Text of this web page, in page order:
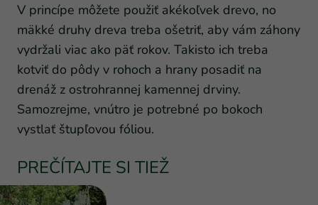
V princípe môžete použiť akékoľvek drevo, no
mäkké druhy dreva treba ošetriť, aby vám záhony
vydržali viac ako päť rokov. Takisto ich treba
kotviť do pôdy v rohoch a hrany posadiť na
drenáž z ostrohrannej kamennej drviny.
Samozrejme, vnútro je potrebné po bokoch
vystlať štupľovou fóliou.
PREČÍTAJTE SI TIEŽ